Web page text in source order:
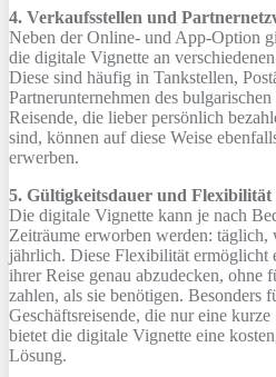
4. Verkaufsstellen und
Neben der Online- und App-Option
die digitale Vignette an
Diese sind häufig in Tankstellen,
Partnerunternehmen des
Reisende, die lieber persönlich
sind, können auf diese Weise
erwerben.
5. Gültigkeitsdauer und Flexibilität
Die digitale Vignette kann je nach
Zeiträume erworben werden:
jährlich. Diese Flexibilität ermöglicht
ihrer Reise genau abzudecken, ohne
zahlen, als sie benötigen. Besonders
Geschäftsreisende, die nur eine
bietet die digitale Vignette eine
Lösung.